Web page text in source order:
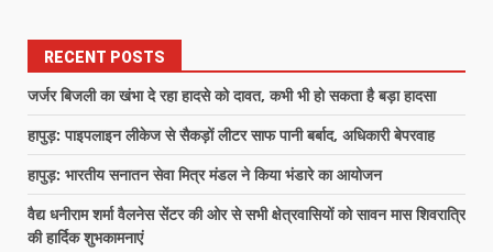
RECENT POSTS
जर्जर बिजली का खंभा दे रहा हादसे को दावत, कभी भी हो सकता है बड़ा हादसा
हापुड़: पाइपलाइन लीकेज से सैकड़ों लीटर साफ पानी बर्बाद, अधिकारी बेपरवाह
हापुड़: भारतीय सनातन सेवा मित्र मंडल ने किया भंडारे का आयोजन
वैद्य धनीराम शर्मा वैलनेस सेंटर की ओर से सभी क्षेत्रवासियों को सावन मास शिवरात्रि
की हार्दिक शुभकामनाएं